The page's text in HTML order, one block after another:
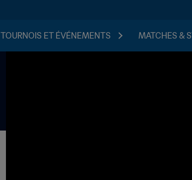
TOURNOIS ET ÉVÉNEMENTS MATCHES &